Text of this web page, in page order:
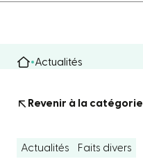
Actualités
Revenir à la catégorie
Actualités Faits divers